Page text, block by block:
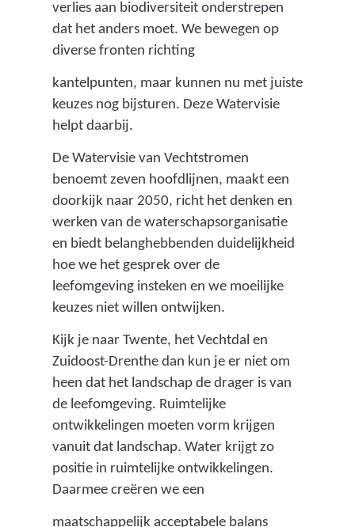
verlies aan biodiversiteit onderstrepen
dat het anders moet. We bewegen op
diverse fronten richting
kantelpunten, maar kunnen nu met juiste
keuzes nog bijsturen. Deze Watervisie
helpt daarbij.
De Watervisie van Vechtstromen
benoemt zeven hoofdlijnen, maakt een
doorkijk naar 2050, richt het denken en
werken van de waterschapsorganisatie
en biedt belanghebbenden duidelijkheid
hoe we het gesprek over de
leefomgeving insteken en we moeilijke
keuzes niet willen ontwijken.
Kijk je naar Twente, het Vechtdal en
Zuidoost-Drenthe dan kun je er niet om
heen dat het landschap de drager is van
de leefomgeving. Ruimtelijke
ontwikkelingen moeten vorm krijgen
vanuit dat landschap. Water krijgt zo
positie in ruimtelijke ontwikkelingen.
Daarmee creëren we een
maatschappelijk acceptabele balans